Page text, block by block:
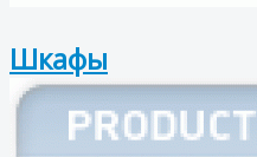
Шкафы